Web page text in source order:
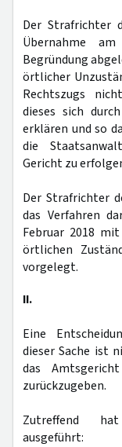
Der Strafrichter
Übernahme
Begründung
örtlicher
Rechtszugs
dieses sich
erklären und so
die
Gericht zu
Der Strafrichter
das Verfahren
Februar 2018
örtlichen
vorgelegt.
II.
Eine
dieser Sache ist
das
zurückzugeben.
Zutreffend
ausgeführt: